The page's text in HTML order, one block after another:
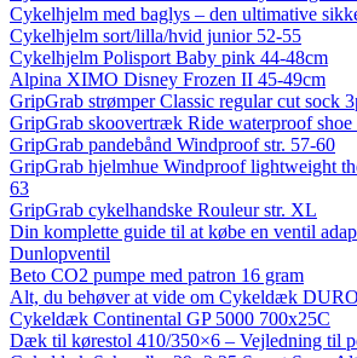
Cykelhjelm med baglys – den ultimative
Cykelhjelm sort/lilla/hvid junior 52-55
Cykelhjelm Polisport Baby pink 44-48cm
Alpina XIMO Disney Frozen II 45-49cm
GripGrab strømper Classic regular cut sock
GripGrab skoovertræk Ride waterproof
GripGrab pandebånd Windproof str. 57-60
GripGrab hjelmhue Windproof lightweight
63
GripGrab cykelhandske Rouleur str. XL
Din komplette guide til at købe en ventil
Dunlopventil
Beto CO2 pumpe med patron 16 gram
Alt, du behøver at vide om Cykeldæk
Cykeldæk Continental GP 5000 700x25C
Dæk til kørestol 410/350×6 – Vejledning til